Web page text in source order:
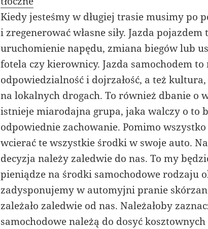
Kiedy jesteśmy w długiej trasie musimy po
i zregenerować własne siły. Jazda
uruchomienie napędu, zmiana biegów lub
fotela czy kierownicy. Jazda samochodem
odpowiedzialność i dojrzałość, a też
na lokalnych drogach. To również dbanie o
istnieje miarodajna grupa, jaka walczy o to
odpowiednie zachowanie. Pomimo
wcierać te wszystkie środki w swoje auto.
decyzja należy zaledwie do nas. To my
pieniądze na środki samochodowe rodzaju
zadysponujemy w automyjni pranie
zależało zaledwie od nas. Należałoby
samochodowe należą do dosyć